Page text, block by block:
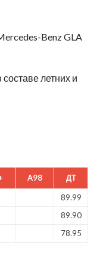
Benz GLA
летних и
A98 ДТ
89.99
89.90
78.95